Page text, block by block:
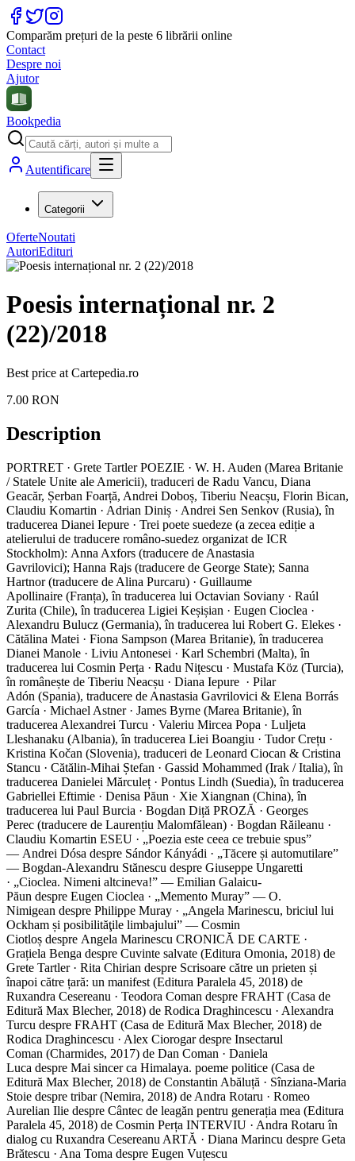
Comparăm prețuri de la peste 6 librării online
Contact
Despre noi
Ajutor
Bookpedia
Autentificare
Categorii
OferteNoutati
AutoriEdituri
Poesis internațional nr. 2
(22)/2018
Best price at Cartepedia.ro
7.00 RON
Description
PORTRET · Grete Tartler POEZIE · W. H. Auden (Marea Britanie
/ Statele Unite ale Americii), traduceri de Radu Vancu, Diana
Geacăr, Șerban Foarță, Andrei Doboș, Tiberiu Neacșu, Florin Bican,
Claudiu Komartin · Adrian Diniș · Andrei Sen Senkov (Rusia), în
traducerea Dianei Iepure · Trei poete suedeze (a zecea ediție a
atelierului de traducere româno-suedez organizat de ICR
Stockholm): Anna Axfors (traducere de Anastasia
Gavrilovici); Hanna Rajs (traducere de George State); Sanna
Hartnor (traducere de Alina Purcaru) · Guillaume
Apollinaire (Franța), în traducerea lui Octavian Soviany · Raúl
Zurita (Chile), în traducerea Ligiei Keșișian · Eugen Cioclea ·
Alexandru Bulucz (Germania), în traducerea lui Robert G. Elekes ·
Cătălina Matei · Fiona Sampson (Marea Britanie), în traducerea
Dianei Manole · Liviu Antonesei · Karl Schembri (Malta), în
traducerea lui Cosmin Perța · Radu Nițescu · Mustafa Köz (Turcia),
în românește de Tiberiu Neacșu · Diana Iepure · Pilar
Adón (Spania), traducere de Anastasia Gavrilovici & Elena Borrás
García · Michael Astner · James Byrne (Marea Britanie), în
traducerea Alexandrei Turcu · Valeriu Mircea Popa · Luljeta
Lleshanaku (Albania), în traducerea Liei Boangiu · Tudor Crețu ·
Kristina Kočan (Slovenia), traduceri de Leonard Ciocan & Cristina
Stancu · Cătălin-Mihai Ștefan · Gassid Mohammed (Irak / Italia), în
traducerea Danielei Mărculeț · Pontus Lindh (Suedia), în traducerea
Gabriellei Eftimie · Denisa Păun · Xie Xiangnan (China), în
traducerea lui Paul Burcia · Bogdan Diță PROZĂ · Georges
Perec (traducere de Laurențiu Malomfălean) · Bogdan Răileanu ·
Claudiu Komartin ESEU · „Poezia este ceea ce trebuie spus”
— Andrei Dósa despre Sándor Kányádi · „Tăcere și automutilare”
— Bogdan-Alexandru Stănescu despre Giuseppe Ungaretti
· „Cioclea. Nimeni altcineva!” — Emilian Galaicu-
Păun despre Eugen Cioclea · „Memento Muray” — O.
Nimigean despre Philippe Muray · „Angela Marinescu, briciul lui
Ockham și posibilităţile limbajului” — Cosmin
Ciotloș despre Angela Marinescu CRONICĂ DE CARTE ·
Grațiela Benga despre Cuvinte salvate (Editura Omonia, 2018) de
Grete Tartler · Rita Chirian despre Scrisoare către un prieten și
înapoi către țară: un manifest (Editura Paralela 45, 2018) de
Ruxandra Cesereanu · Teodora Coman despre FRAHT (Casa de
Editură Max Blecher, 2018) de Rodica Draghincescu · Alexandra
Turcu despre FRAHT (Casa de Editură Max Blecher, 2018) de
Rodica Draghincescu · Alex Ciorogar despre Insectarul
Coman (Charmides, 2017) de Dan Coman · Daniela
Luca despre Mai sincer ca Himalaya. poeme politice (Casa de
Editură Max Blecher, 2018) de Constantin Abăluță · Sînziana-Maria
Stoie despre tribar (Nemira, 2018) de Andra Rotaru · Romeo
Aurelian Ilie despre Cântec de leagăn pentru generația mea (Editura
Paralela 45, 2018) de Cosmin Perța INTERVIU · Andra Rotaru în
dialog cu Ruxandra Cesereanu ARTĂ · Diana Marincu despre Geta
Brătescu · Ana Toma despre Eugen Vuțescu